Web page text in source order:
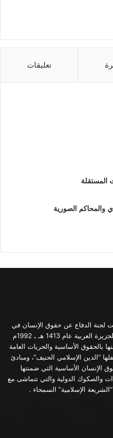
تعليقات
المستقلة
والمحاكم الصورية
لجنة الدفاع عن حقوق الإنسان في
شبه الجزيرة العربية عام 1413 هـ ـ 1992م
بالحقوق الأساسية والحريات العامة
“الدين الإسلامي الحنيف”، ومبادئ
الإنسان الأساسية التي ضمنتها
والصكوك الدولية والتي تتماشى مع
“الشريعة الإسلامية” السمحاء .